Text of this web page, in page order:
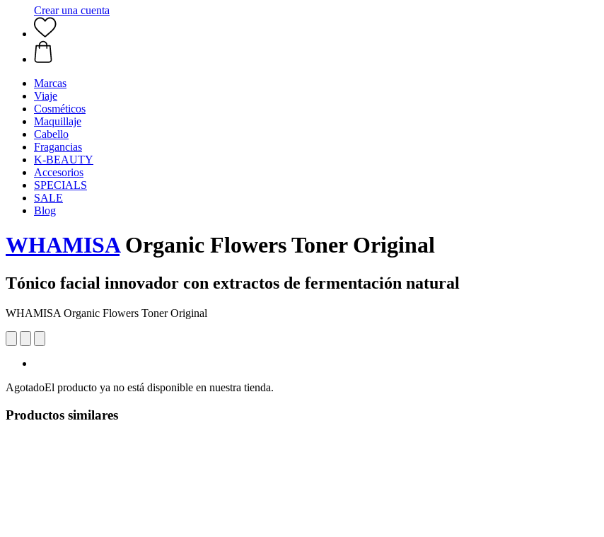
Crear una cuenta
Marcas
Viaje
Cosméticos
Maquillaje
Cabello
Fragancias
K-BEAUTY
Accesorios
SPECIALS
SALE
Blog
WHAMISAOrganic Flowers Toner Original
Tónico facial innovador con extractos de fermentación natural
WHAMISA Organic Flowers Toner Original
AgotadoEl producto ya no está disponible en nuestra tienda.
Productos similares